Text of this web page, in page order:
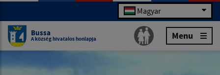
Magyar
Bussa
A község hivatalos honlapja Menu